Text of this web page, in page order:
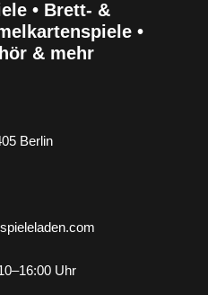
• Brett- &
•
& mehr
Berlin
Uhr